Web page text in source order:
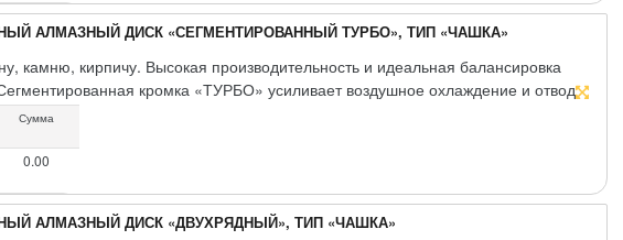
АЛМАЗНЫЙ ДИСК «СЕГМЕНТИРОВАННЫЙ ТУРБО», ТИП «ЧАШКА»
камню, кирпичу. Высокая производительность и идеальная балансировка
кромка «ТУРБО» усиливает воздушное охлаждение и отвод
перегрев диска. Материал: инструментальная сталь, тех.алмазы.
Сумма
0.00
АЛМАЗНЫЙ ДИСК «ДВУХРЯДНЫЙ», ТИП «ЧАШКА»